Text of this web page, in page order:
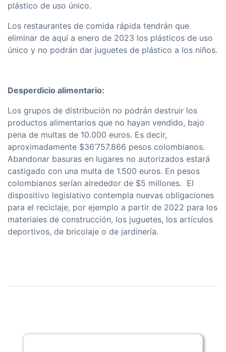
plástico de uso único.
Los restaurantes de comida rápida tendrán que
eliminar de aquí a enero de 2023 los plásticos de uso
único y no podrán dar juguetes de plástico a los niños.
Desperdicio alimentario:
Los grupos de distribución no podrán destruir los
productos alimentarios que no hayan vendido, bajo
pena de multas de 10.000 euros. Es decir,
aproximadamente $36’757.866 pesos colombianos.
Abandonar basuras en lugares no autorizados estará
castigado con una multa de 1.500 euros. En pesos
colombianos serían alrededor de $5 millones. El
dispositivo legislativo contempla nuevas obligaciones
para el reciclaje, por ejemplo a partir de 2022 para los
materiales de construcción, los juguetes, los artículos
deportivos, de bricolaje o de jardinería.